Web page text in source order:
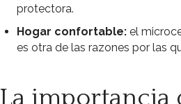
protectora.
Hogar confortable: el
es otra de las razones por las
La importancia